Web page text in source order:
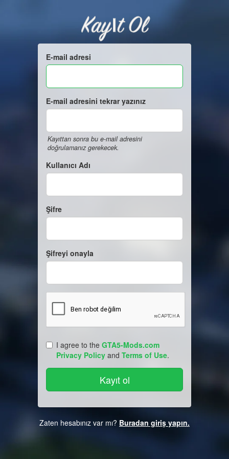
Kayıt Ol
E-mail adresi
E-mail adresini tekrar yazınız
Kayıttan sonra bu e-mail adresini
doğrulamanız gerekecek.
Kullanıcı Adı
Şifre
Şifreyi onayla
I agree to the GTA5-Mods.com
Privacy Policy and Terms of Use.
Zaten hesabınız var mı? Buradan giriş yapın.